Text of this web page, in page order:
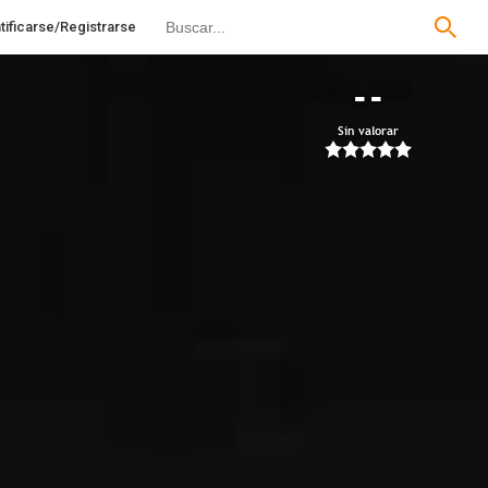
Registrarse
--
Sin valorar